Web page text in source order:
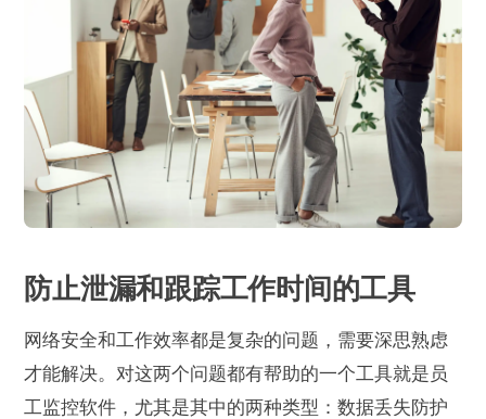
防止泄漏和跟踪工作时间的工具
网络安全和工作效率都是复杂的问题，需要深思熟虑
才能解决。对这两个问题都有帮助的一个工具就是员
工监控软件，尤其是其中的两种类型：数据丢失防护